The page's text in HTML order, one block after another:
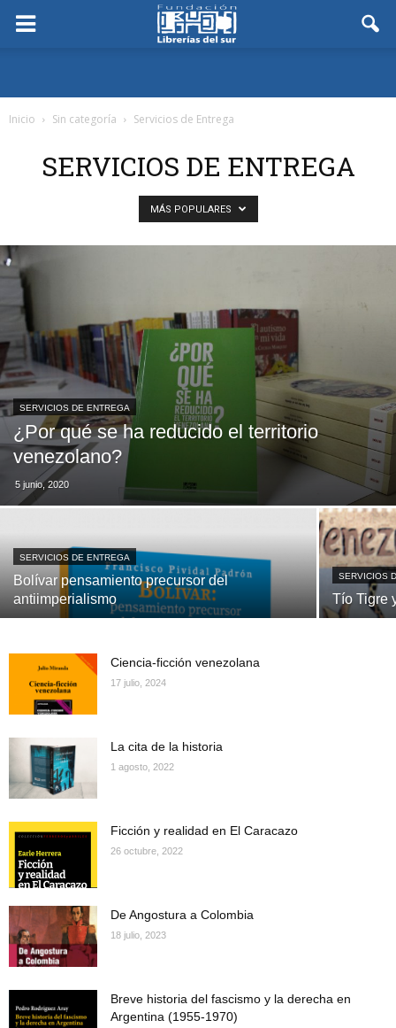
Inicio Sin categoría Servicios de Entrega
SERVICIOS DE ENTREGA
MÁS POPULARES
SERVICIOS DE ENTREGA
¿Por qué se ha reducido el territorio
venezolano?
5 junio, 2020
SERVICIOS DE ENTREGA
Bolívar pensamiento precursor del
antiimperialismo
SERVICIOS
Tío Tigre
Ciencia-ficción venezolana
17 julio, 2024
La cita de la historia
1 agosto, 2022
Ficción y realidad en El Caracazo
26 octubre, 2022
De Angostura a Colombia
18 julio, 2023
Breve historia del fascismo y la derecha en
Argentina (1955-1970)